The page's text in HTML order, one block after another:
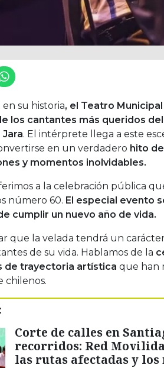
su historia, el Teatro
los cantantes más queridos
Jara. El intérprete llega a este
en un verdadero hito
y momentos inolvidables.
a la celebración pública
número 60. El especial evento
cumplir un nuevo año de vida.
que la velada tendrá un
de su vida. Hablamos de la
de trayectoria artística que han
chilenos.
Corte de calles en
recorridos: Red
las rutas afectadas y los